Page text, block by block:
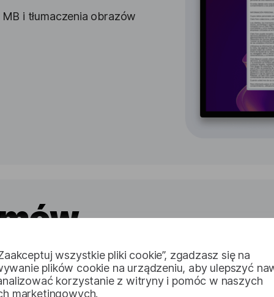
wszystkie pliki cookie”, zgadzasz się na
plików cookie na urządzeniu, aby ulepszyć
korzystanie z witryny i pomóc w naszych
marketingowych.
i tłumaczenia obrazów